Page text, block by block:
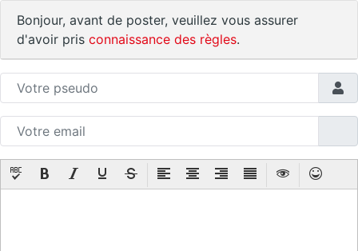
Bonjour, avant de poster, veuillez vous assurer
d'avoir pris connaissance des règles.